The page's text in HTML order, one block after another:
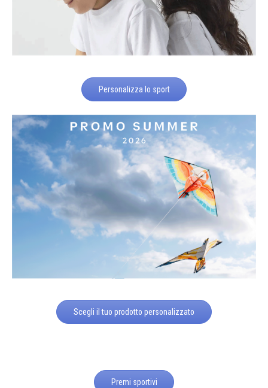
Personalizza lo sport
Scegli il tuo prodotto personalizzato
Premi sportivi